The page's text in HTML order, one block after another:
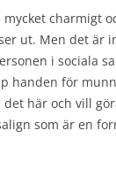
charmigt
ut. Men det är
i sociala
handen för
här och vill
som är en